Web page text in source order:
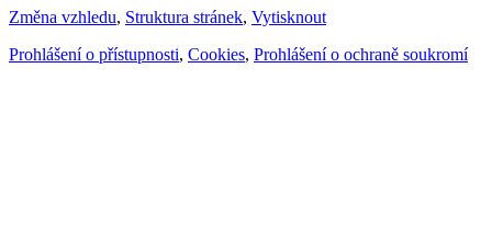
Změna vzhledu, Struktura stránek, Vytisknout
Prohlášení o přístupnosti, Cookies, Prohlášení o ochraně soukromí